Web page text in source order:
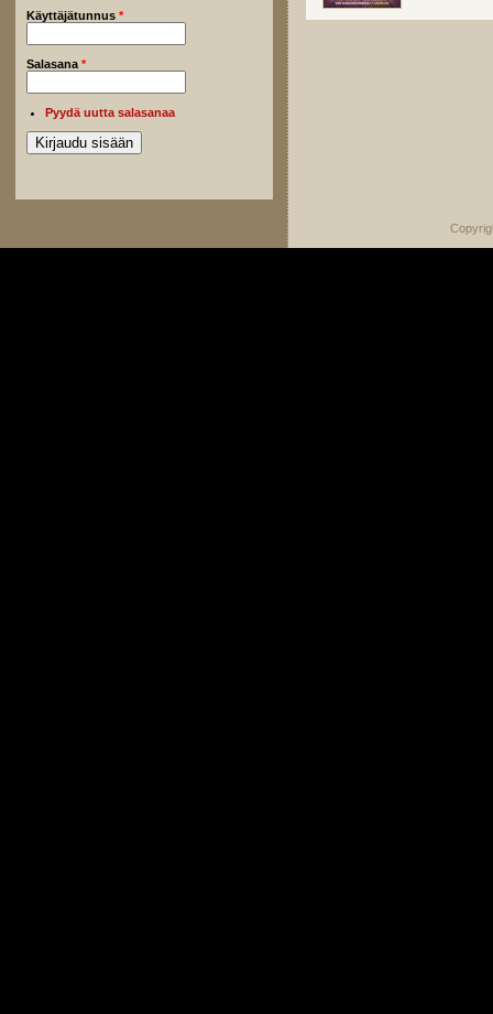
Käyttäjätunnus *
Salasana *
Pyydä uutta salasanaa